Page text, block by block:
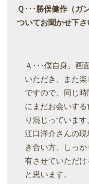
Ｑ･･･勝俣健作（ガ
ついてお聞かせ下さ
Ａ･･･僕自身、画
いただき、また楽
ですので、同じ
にまだお会いす
り混じっています
江口洋介さんの
き合い方、しっ
有させていただ
と思います。